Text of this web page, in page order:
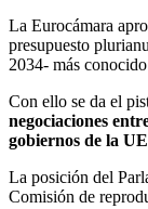
La Eurocámara
presupuesto
2034- más
Con ello se da el
negociaciones
gobiernos de la
La posición del
Comisión de